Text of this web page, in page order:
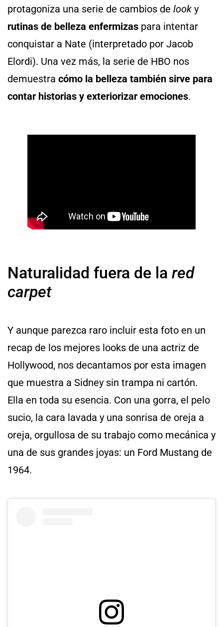
protagoniza una serie de cambios de look y
rutinas de belleza enfermizas para intentar
conquistar a Nate (interpretado por Jacob
Elordi). Una vez más, la serie de HBO nos
demuestra cómo la belleza también sirve para
contar historias y exteriorizar emociones.
Naturalidad fuera de la red
carpet
Y aunque parezca raro incluir esta foto en un
recap de los mejores looks de una actriz de
Hollywood, nos decantamos por esta imagen
que muestra a Sidney sin trampa ni cartón.
Ella en toda su esencia. Con una gorra, el pelo
sucio, la cara lavada y una sonrisa de oreja a
oreja, orgullosa de su trabajo como mecánica y
una de sus grandes joyas: un Ford Mustang de
1964.